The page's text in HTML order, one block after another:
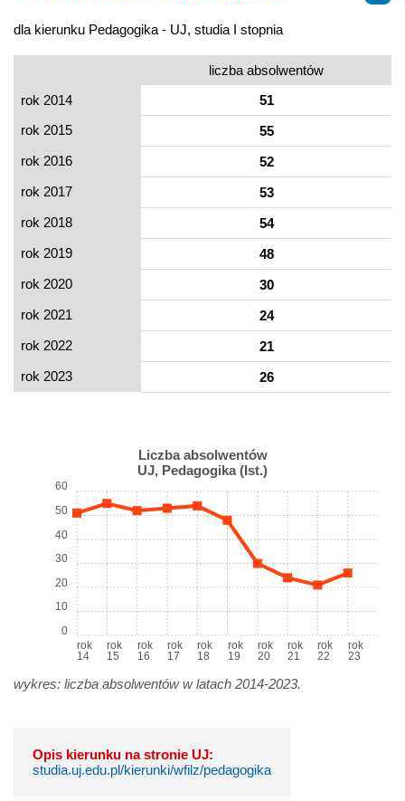
dla kierunku Pedagogika - UJ, studia I stopnia
liczba absolwentów
rok 2014
51
rok 2015
55
rok 2016
52
rok 2017
53
rok 2018
54
rok 2019
48
rok 2020
30
rok 2021
24
rok 2022
21
rok 2023
26
Liczba absolwentów
UJ, Pedagogika (Ist.)
rok
14
rok
15
rok
16
rok
17
rok
18
rok
19
rok
20
rok
21
rok
22
rok
23
0
10
20
30
40
50
60
wykres: liczba absolwentów w latach 2014-2023.
Opis kierunku na stronie UJ:
studia.uj.edu.pl/kierunki/wfilz/pedagogika